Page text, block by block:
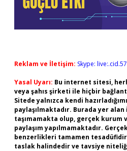
Reklam ve İletişim: Skype:
Yasal Uyarı: Bu internet sitesi,
veya şahıs şirketi ile hiçbir
Sitede yalnızca kendi
paylaşılmaktadır. Burada yer
taşımamakta olup, gerçek kurum
paylaşım yapılmamaktadır.
benzerlikleri tamamen
taslak halindedir ve tavsiye